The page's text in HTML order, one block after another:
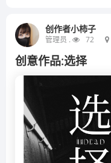
创作者小柿子
管理员 . 72
创意作品:选择